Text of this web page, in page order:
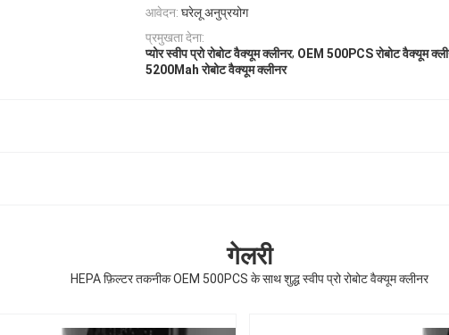
आवेदन: घरेलू अनुप्रयोग
प्रमुखता देना:
प्योर स्वीप प्रो रोबोट वैक्यूम क्लीनर, OEM 500PCS रोबोट वैक्यूम
5200Mah रोबोट वैक्यूम क्लीनर
गेलरी
HEPA फ़िल्टर तकनीक OEM 500PCS के साथ शुद्ध स्वीप प्रो रोबोट वैक्यूम क्लीनर